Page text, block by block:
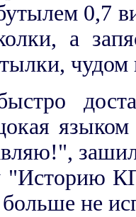
0,7
а
чудом
"Историю
не